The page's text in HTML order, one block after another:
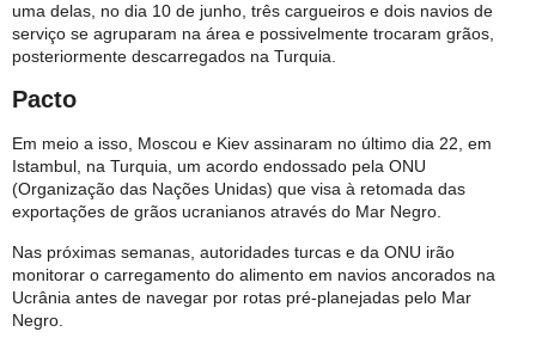
uma delas, no dia 10 de junho, três cargueiros e dois navios de
serviço se agruparam na área e possivelmente trocaram grãos,
posteriormente descarregados na Turquia.
Pacto
Em meio a isso, Moscou e Kiev assinaram no último dia 22, em
Istambul, na Turquia, um acordo endossado pela ONU
(Organização das Nações Unidas) que visa à retomada das
exportações de grãos ucranianos através do Mar Negro.
Nas próximas semanas, autoridades turcas e da ONU irão
monitorar o carregamento do alimento em navios ancorados na
Ucrânia antes de navegar por rotas pré-planejadas pelo Mar
Negro.